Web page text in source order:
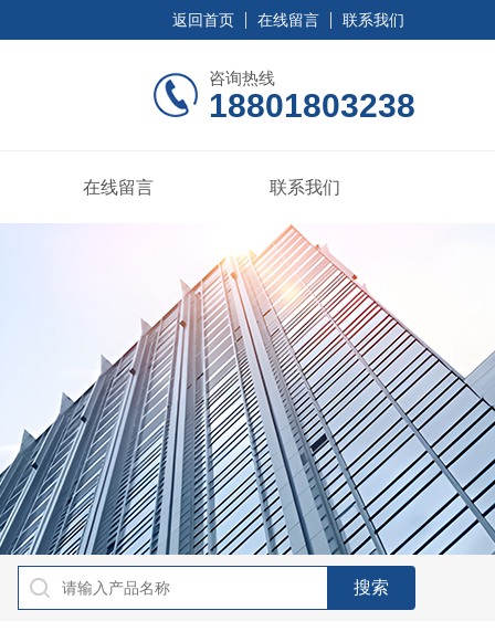
返回首页 在线留言 联系我们
咨询热线
18801803238
在线留言 联系我们